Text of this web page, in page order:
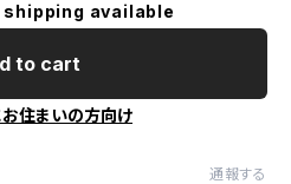
available
to cart
住まいの方向け
通報する